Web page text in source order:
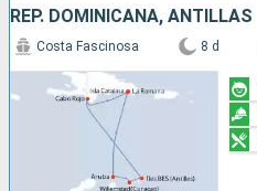
REP. DOMINICANA, ANTILLAS
Costa Fascinosa 8 d